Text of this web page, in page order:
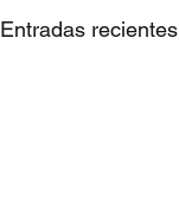
Entradas recientes